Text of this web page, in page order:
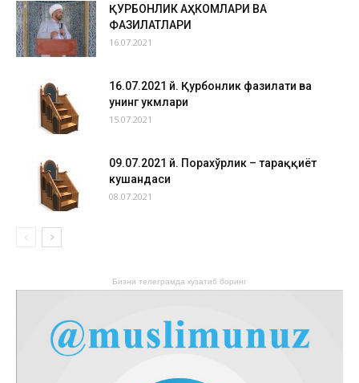
ҚУРБОНЛИК АҲКОМЛАРИ ВА
ФАЗИЛАТЛАРИ
16.07.2021
16.07.2021 й. Қурбонлик фазилати ва
унинг ҳукмлари
15.07.2021
09.07.2021 й. Порахўрлик – тараққиёт
кушандаси
08.07.2021
Бизни телеграмда кузатиб боринг